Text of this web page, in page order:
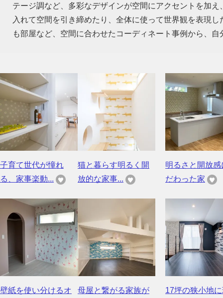
テージ調など、多彩なデザインが空間にアクセントを加
入れて空間を引き締めたり、全体に使って世界観を表現
も部屋など、空間に合わせたコーディネート事例から、
子育て世代が憧れ
る、家事楽動...
猫と暮らす明るく開
放的な家事...
明るさと開放感
だわった家
壁紙を使い分けるオ
母屋と繋がる家族が
17坪の狭小地